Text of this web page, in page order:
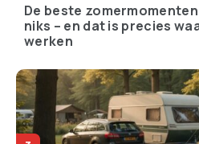
De beste
niks – en dat is precies
werken